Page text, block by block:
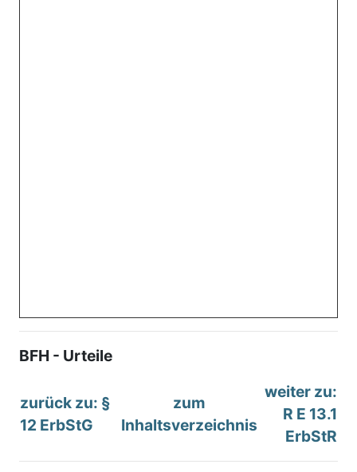
BFH - Urteile
zurück zu: §
12 ErbStG
zum
Inhaltsverzeichnis
weiter zu:
R E 13.1
ErbStR